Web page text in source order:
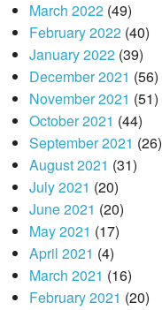
March 2022(49)
February 2022(40)
January 2022(39)
December 2021 (56)
November 2021 (51)
October 2021 (44)
September 2021 (26)
August 2021 (31)
July 2021 (20)
June 2021 (20)
May 2021 (17)
April 2021 (4)
March 2021 (16)
February 2021 (20)